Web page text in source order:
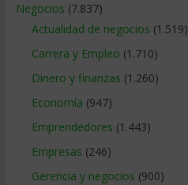
Negocios (7.837)
Actualidad de negocios (1.519)
Carrera y Empleo (1.710)
Dinero y finanzas (1.260)
Economía (947)
Emprendedores (1.443)
Empresas (246)
Gerencia y negocios (900)